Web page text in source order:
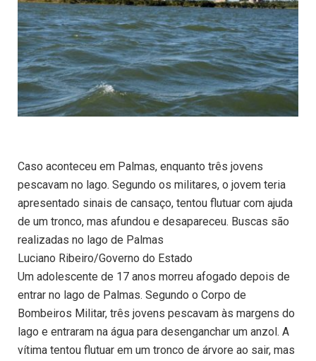
Caso aconteceu em Palmas, enquanto três jovens
pescavam no lago. Segundo os militares, o jovem teria
apresentado sinais de cansaço, tentou flutuar com ajuda
de um tronco, mas afundou e desapareceu. Buscas são
realizadas no lago de Palmas
Luciano Ribeiro/Governo do Estado
Um adolescente de 17 anos morreu afogado depois de
entrar no lago de Palmas. Segundo o Corpo de
Bombeiros Militar, três jovens pescavam às margens do
lago e entraram na água para desenganchar um anzol. A
vítima tentou flutuar em um tronco de árvore ao sair, mas